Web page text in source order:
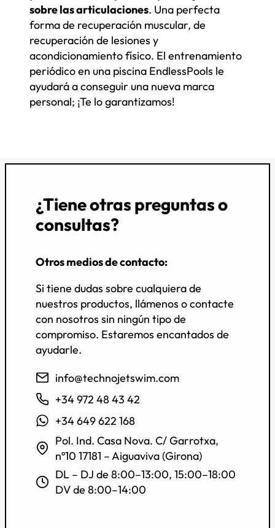
sobre las articulaciones. Una perfecta
forma de recuperación muscular, de
recuperación de lesiones y
acondicionamiento físico. El entrenamiento
periódico en una piscina EndlessPools le
ayudará a conseguir una nueva marca
personal; ¡Te lo garantizamos!
¿Tiene otras preguntas o
consultas?
Otros medios de contacto:
Si tiene dudas sobre cualquiera de
nuestros productos, llámenos o contacte
con nosotros sin ningún tipo de
compromiso. Estaremos encantados de
ayudarle.
info@technojetswim.com
+34 972 48 43 42
+34 649 622 168
Pol. Ind. Casa Nova. C/ Garrotxa,
nº10 17181 – Aiguaviva (Girona)
DL – DJ de 8:00–13:00, 15:00–18:00
DV de 8:00–14:00